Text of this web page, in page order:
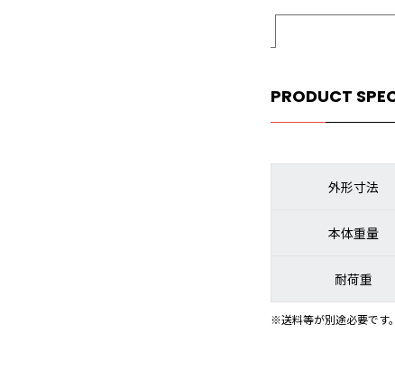
PRODUCT
外形寸法
本体重量
耐荷重
※送料等が別途必要です